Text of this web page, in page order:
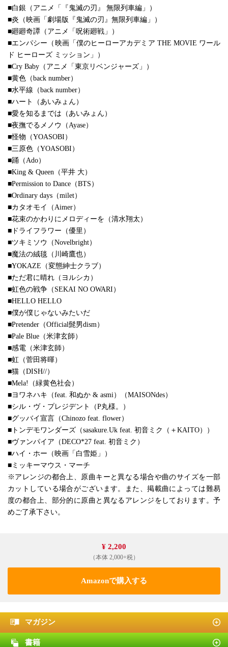
■白銀（アニメ「『鬼滅の刃』 無限列車編」）
■炎（映画「劇場版『鬼滅の刃』無限列車編」）
■廻廻奇譚（アニメ「呪術廻戦」）
■エンパシー（映画「僕のヒーローアカデミア THE MOVIE ワール
ド ヒーローズ ミッション」）
■Cry Baby（アニメ「東京リベンジャーズ」）
■黄色（back number）
■水平線（back number）
■ハート（あいみょん）
■愛を知るまでは（あいみょん）
■夜撫でるメノウ（Ayase）
■怪物（YOASOBI）
■三原色（YOASOBI）
■踊（Ado）
■King & Queen（平井 大）
■Permission to Dance（BTS）
■Ordinary days（milet）
■カタオモイ（Aimer）
■花束のかわりにメロディーを（清水翔太）
■ドライフラワー（優里）
■ツキミソウ（Novelbright）
■魔法の絨毯（川崎鷹也）
■YOKAZE（変態紳士クラブ）
■ただ君に晴れ（ヨルシカ）
■虹色の戦争（SEKAI NO OWARI）
■HELLO HELLO
■僕が僕じゃないみたいだ
■Pretender（Official髭男dism）
■Pale Blue（米津玄師）
■感電（米津玄師）
■虹（菅田将暉）
■猫（DISH//）
■Mela!（緑黄色社会）
■ヨワネハキ（feat. 和ぬか & asmi）（MAISONdes）
■シル・ヴ・プレジデント（P丸様。）
■グッバイ宣言（Chinozo feat. flower）
■トンデモワンダーズ（sasakure.Uk feat. 初音ミク（＋KAITO））
■ヴァンパイア（DECO*27 feat. 初音ミク）
■ハイ・ホー（映画「白雪姫」）
■ミッキーマウス・マーチ
※アレンジの都合上、原曲キーと異なる場合や曲のサイズを一部
カットしている場合がございます。また、掲載曲によっては難易
度の都合上、部分的に原曲と異なるアレンジをしております。予
めご了承下さい。
¥ 2,200
（本体 2,000+税）
Amazonで購入する
マガジン
書籍